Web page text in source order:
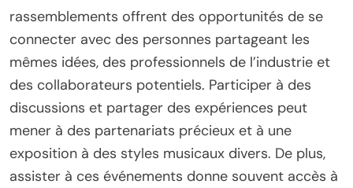
rassemblements offrent des opportunités de se
connecter avec des personnes partageant les
mêmes idées, des professionnels de l’industrie et
des collaborateurs potentiels. Participer à des
discussions et partager des expériences peut
mener à des partenariats précieux et à une
exposition à des styles musicaux divers. De plus,
assister à ces événements donne souvent accès à